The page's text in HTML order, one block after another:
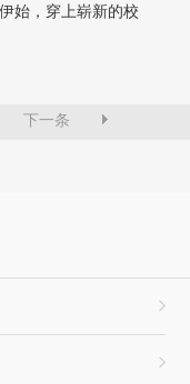
始，穿上崭新的校
下一条